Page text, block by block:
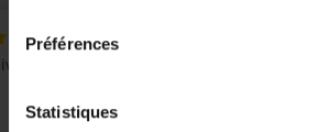
Préférences
Statistiques